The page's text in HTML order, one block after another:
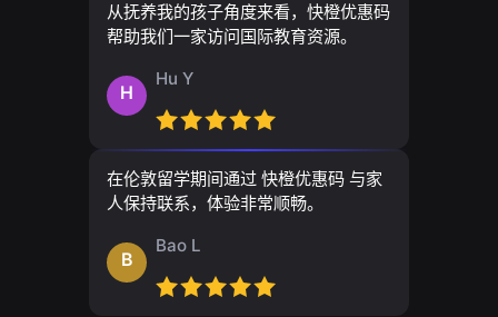
从抚养我的孩子角度来看，快橙优惠码
帮助我们一家访问国际教育资源。
H
Hu Y
在伦敦留学期间通过 快橙优惠码 与家
人保持联系，体验非常顺畅。
B
Bao L